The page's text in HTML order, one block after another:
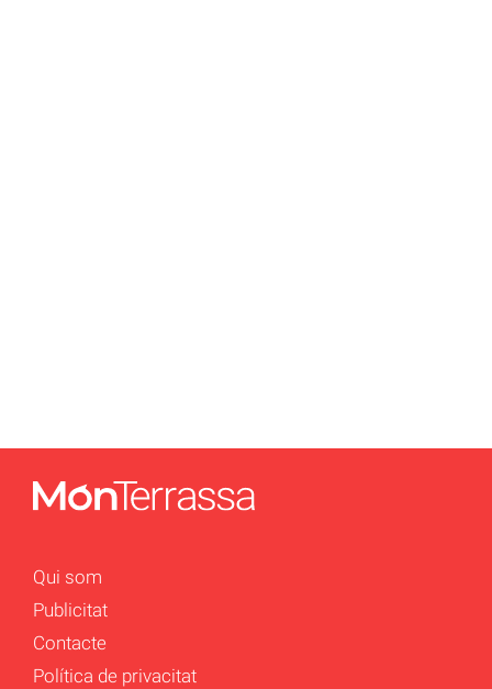
Qui som
Publicitat
Contacte
Política de privacitat